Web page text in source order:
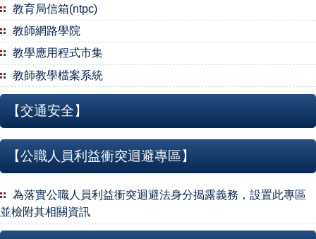
教育局信箱(ntpc)
教師網路學院
教學應用程式市集
教師教學檔案系統
【交通安全】
【公職人員利益衝突迴避專區】
為落實公職人員利益衝突迴避法身分揭露義務，設置此專區
並檢附其相關資訊